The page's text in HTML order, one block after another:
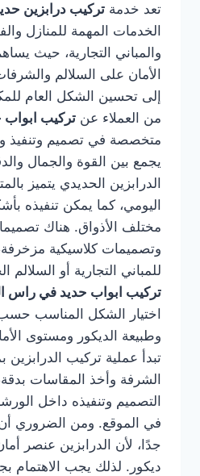
تعد خدمة تركيب درابزين
الخدمات المهمة للمنازل
والمباني التجارية، حيث
الأمان على السلالم
إلى تحسين الشكل العام
من العملاء عن تركيب
متخصصة في تصميم وتنفيذ
يجمع بين القوة والجمال
الدرابزين الحديدي يتميز
اليومي، كما يمكن تنفيذه
مختلف الأذواق. هناك
وتصميمات كلاسيكية
للمباني التجارية أو السلالم
تركيب ابواب حديد في راس
اختيار الشكل المناسب
وطبيعة الديكور ومستوى
تبدأ عملية تركيب الدرابزين
الشرفة وأخذ المقاسات
التصميم وتنفيذه داخل
في الموقع. ومن الضروري أن
جدًا، لأن الدرابزين عنصر
ديكور. لذلك يجب الاهتمام